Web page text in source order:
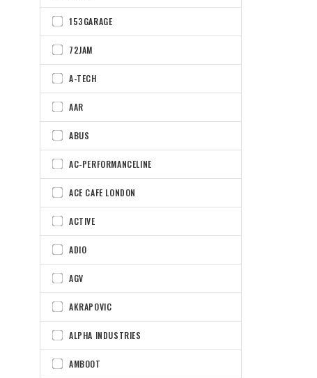
153GARAGE
72JAM
A-TECH
AAR
ABUS
AC-PERFORMANCELINE
ACE CAFE LONDON
ACTIVE
ADIO
AGV
AKRAPOVIC
ALPHA INDUSTRIES
AMBOOT